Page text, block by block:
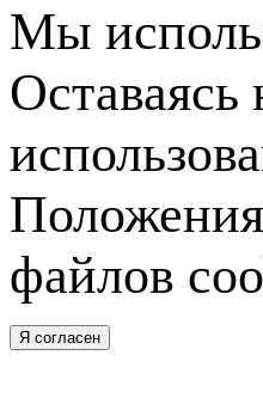
Мы
файлов
Я согласен